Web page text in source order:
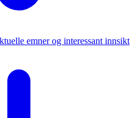
emner og interessant innsikt